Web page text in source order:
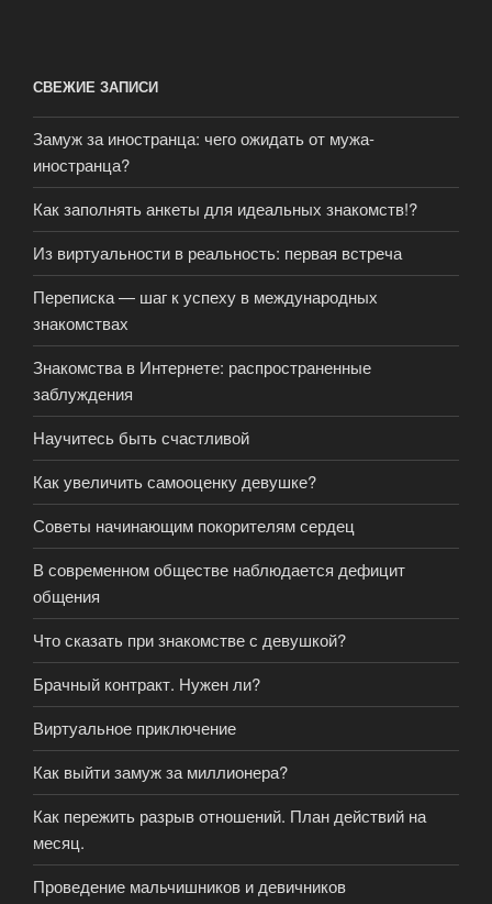
СВЕЖИЕ ЗАПИСИ
Замуж за иностранца: чего ожидать от мужа-
иностранца?
Как заполнять анкеты для идеальных знакомств!?
Из виртуальности в реальность: первая встреча
Переписка — шаг к успеху в международных
знакомствах
Знакомства в Интернете: распространенные
заблуждения
Научитесь быть счастливой
Как увеличить самооценку девушке?
Советы начинающим покорителям сердец
В современном обществе наблюдается дефицит
общения
Что сказать при знакомстве с девушкой?
Брачный контракт. Нужен ли?
Виртуальное приключение
Как выйти замуж за миллионера?
Как пережить разрыв отношений. План действий на
месяц.
Проведение мальчишников и девичников